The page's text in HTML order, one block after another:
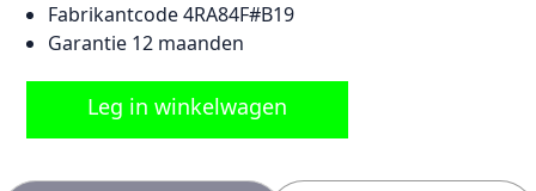
Fabrikantcode 4RA84F#B19
Garantie 12 maanden
Leg in winkelwagen